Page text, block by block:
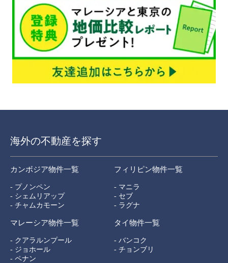
海外の不動産を探す
カンボジア物件一覧
- プノンペン
- シェムリアップ
- チャムカモーン
フィリピン物件一覧
- マニラ
- セブ
- ラグナ
マレーシア物件一覧
- クアラルンプール
- ジョホール
- ペナン
タイ物件一覧
- バンコク
- チョンブリ